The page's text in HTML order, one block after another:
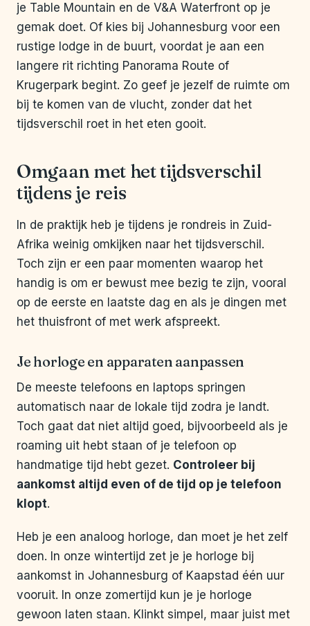
je Table Mountain en de V&A Waterfront op je
gemak doet. Of kies bij Johannesburg voor een
rustige lodge in de buurt, voordat je aan een
langere rit richting Panorama Route of
Krugerpark begint. Zo geef je jezelf de ruimte om
bij te komen van de vlucht, zonder dat het
tijdsverschil roet in het eten gooit.
Omgaan met het tijdsverschil
tijdens je reis
In de praktijk heb je tijdens je rondreis in Zuid-
Afrika weinig omkijken naar het tijdsverschil.
Toch zijn er een paar momenten waarop het
handig is om er bewust mee bezig te zijn, vooral
op de eerste en laatste dag en als je dingen met
het thuisfront of met werk afspreekt.
Je horloge en apparaten aanpassen
De meeste telefoons en laptops springen
automatisch naar de lokale tijd zodra je landt.
Toch gaat dat niet altijd goed, bijvoorbeeld als je
roaming uit hebt staan of je telefoon op
handmatige tijd hebt gezet. Controleer bij
aankomst altijd even of de tijd op je telefoon
klopt.
Heb je een analoog horloge, dan moet je het zelf
doen. In onze wintertijd zet je je horloge bij
aankomst in Johannesburg of Kaapstad één uur
vooruit. In onze zomertijd kun je je horloge
gewoon laten staan. Klinkt simpel, maar juist met